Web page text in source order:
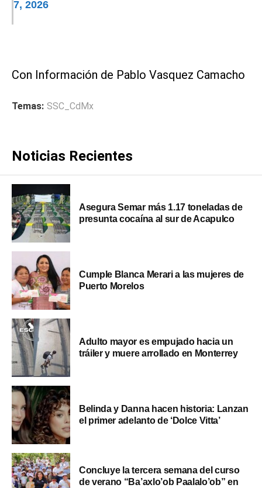
7, 2026
Con Información de Pablo Vasquez Camacho
Temas: SSC_CdMx
Noticias Recientes
Asegura Semar más 1.17 toneladas de
presunta cocaína al sur de Acapulco
Cumple Blanca Merari a las mujeres de
Puerto Morelos
Adulto mayor es empujado hacia un
tráiler y muere arrollado en Monterrey
Belinda y Danna hacen historia: Lanzan
el primer adelanto de ‘Dolce Vitta’
Concluye la tercera semana del curso
de verano “Ba’axlo’ob Paalalo’ob” en